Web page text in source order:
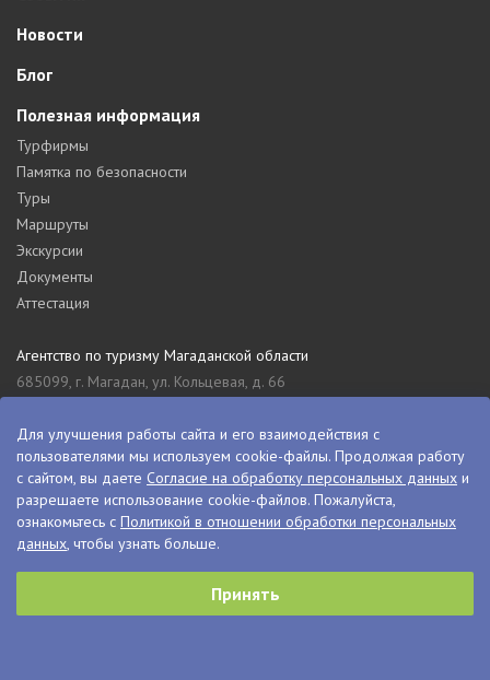
Новости
Блог
Полезная информация
Турфирмы
Памятка по безопасности
Туры
Маршруты
Экскурсии
Документы
Аттестация
Агентство по туризму Магаданской области
685099, г. Магадан, ул. Кольцевая, д. 66
8 (4132) 61-76-67
Туристский информационный центр Магаданской области
685000, г. Магадан, ул. Пролетарская, д. 11
visitkolyma@mail.ru
+7 (4132) 60-70-11
+7 (4132) 61-73-15
Для улучшения работы сайта и его взаимодействия с
пользователями мы используем cookie-файлы. Продолжая работу
с сайтом, вы даете Согласие на обработку персональных данных и
разрешаете использование cookie-файлов. Пожалуйста,
ознакомьтесь с Политикой в отношении обработки персональных
данных, чтобы узнать больше.
Принять